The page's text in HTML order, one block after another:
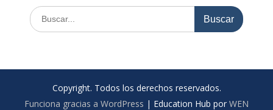
Buscar:
Copyright. Todos los derechos reservados.
Funciona gracias a WordPress | Education Hub por WEN